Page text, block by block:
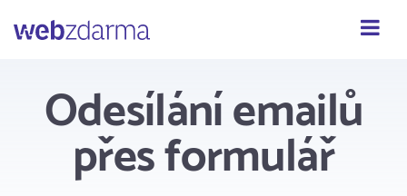
Webzdarma
Odesílání emailů
přes formulář